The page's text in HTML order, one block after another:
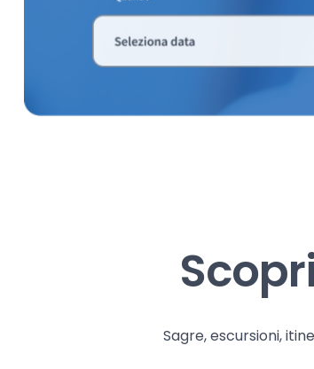
Sagre, escursioni,